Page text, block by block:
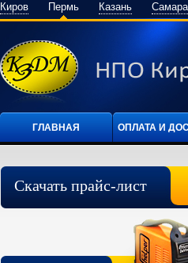
Киров Пермь Казань Самара
ГЛАВНАЯ ОПЛАТА И
Скачать прайс-лист